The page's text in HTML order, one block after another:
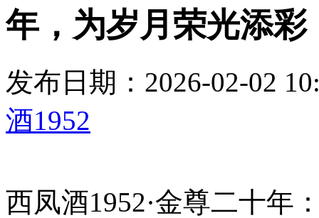
年，为岁月荣光添彩
发布日期：2026-02-02
酒1952
西凤酒1952·金尊二十年